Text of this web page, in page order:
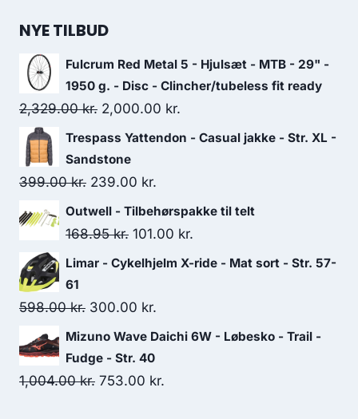
NYE TILBUD
Fulcrum Red Metal 5 - Hjulsæt - MTB - 29" -
1950 g. - Disc - Clincher/tubeless fit ready
2,329.00kr. Original
price
was:
2,329.00 kr..
2,000.00 kr.
price
Trespass Yattendon - Casual jakke - Str. XL -
Sandstone
399.00kr. Original
price
was:
239.00 kr.
price
is:
Outwell - Tilbehørspakke til telt
168.95kr. Original
price
168.95 kr..
101.00 kr.
price
Limar - Cykelhjelm X-ride - Mat sort - Str. 57-
61
598.00kr. Original
price
was:
598.00 kr..
300.00 kr.
price
300.00 kr..
Mizuno Wave Daichi 6W - Løbesko - Trail -
Fudge - Str. 40
1,004.00kr. Original
753.00 kr.